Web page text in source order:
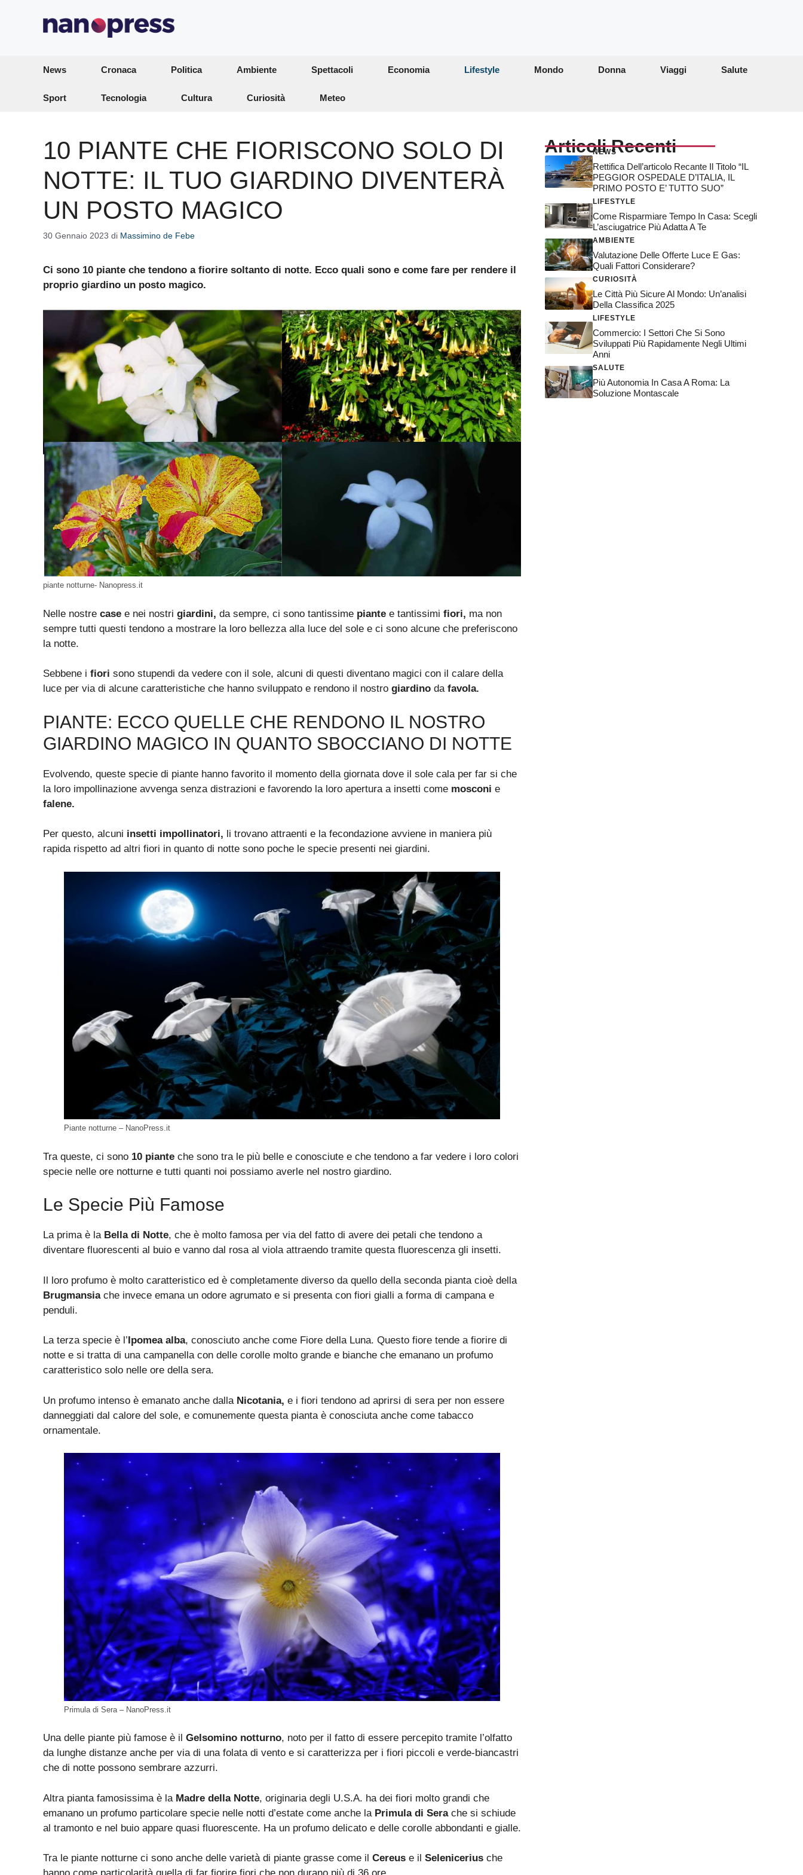
News Cronaca Politica Ambiente Spettacoli Economia Lifestyle Mondo Donna Viaggi Salute
Sport Tecnologia Cultura Curiosità Meteo
10 PIANTE CHE FIORISCONO SOLO DI
NOTTE: IL TUO GIARDINO DIVENTERÀ
UN POSTO MAGICO
30 Gennaio 2023 di Massimino de Febe
Ci sono 10 piante che tendono a fiorire soltanto di notte. Ecco quali sono e come fare per rendere il
proprio giardino un posto magico.
piante notturne- Nanopress.it
Nelle nostre case e nei nostri giardini, da sempre, ci sono tantissime piante e tantissimi fiori, ma non
sempre tutti questi tendono a mostrare la loro bellezza alla luce del sole e ci sono alcune che preferiscono
la notte.
Sebbene i fiori sono stupendi da vedere con il sole, alcuni di questi diventano magici con il calare della
luce per via di alcune caratteristiche che hanno sviluppato e rendono il nostro giardino da favola.
PIANTE: ECCO QUELLE CHE RENDONO IL NOSTRO
GIARDINO MAGICO IN QUANTO SBOCCIANO DI NOTTE
Evolvendo, queste specie di piante hanno favorito il momento della giornata dove il sole cala per far si che
la loro impollinazione avvenga senza distrazioni e favorendo la loro apertura a insetti come mosconi e
falene.
Per questo, alcuni insetti impollinatori, li trovano attraenti e la fecondazione avviene in maniera più
rapida rispetto ad altri fiori in quanto di notte sono poche le specie presenti nei giardini.
Piante notturne – NanoPress.it
Tra queste, ci sono 10 piante che sono tra le più belle e conosciute e che tendono a far vedere i loro colori
specie nelle ore notturne e tutti quanti noi possiamo averle nel nostro giardino.
Le Specie Più Famose
La prima è laBella di Notte, che è molto famosa per via del fatto di avere dei petali che tendono a
diventare fluorescenti al buio e vanno dal rosa al viola attraendo tramite questa fluorescenza gli insetti.
Il loro profumo è molto caratteristico ed è completamente diverso da quello della seconda pianta cioè della
Brugmansiache invece emana un odore agrumato e si presenta con fiori gialli a forma di campana e
penduli.
La terza specie è l’ Ipomea alba, conosciuto anche come Fiore della Luna. Questo fiore tende a fiorire di
notte e si tratta di una campanella con delle corolle molto grande e bianche che emanano un profumo
caratteristico solo nelle ore della sera.
Un profumo intenso è emanato anche dalla Nicotania, e i fiori tendono ad aprirsi di sera per non essere
danneggiati dal calore del sole, e comunemente questa pianta è conosciuta anche come tabacco
ornamentale.
Primula di Sera – NanoPress.it
Una delle piante più famose è il Gelsomino notturno, noto per il fatto di essere percepito tramite l’olfatto
da lunghe distanze anche per via di una folata di vento e si caratterizza per i fiori piccoli e verde-biancastri
che di notte possono sembrare azzurri.
Altra pianta famosissima è la Madre della Notte, originaria degli U.S.A. ha dei fiori molto grandi che
emanano un profumo particolare specie nelle notti d’estate come anche la Primula di Serache si schiude
al tramonto e nel buio appare quasi fluorescente. Ha un profumo delicato e delle corolle abbondanti e gialle.
Tra le piante notturne ci sono anche delle varietà di piante grasse come il Cereus e il Selenicerius che
Articoli Recenti
NEWS
Rettifica Dell’articolo Recante Il Titolo “IL
PEGGIOR OSPEDALE D’ITALIA, IL
PRIMO POSTO E’ TUTTO SUO”
LIFESTYLE
Come Risparmiare Tempo In Casa: Scegli
L’asciugatrice Più Adatta A Te
AMBIENTE
Valutazione Delle Offerte Luce E Gas:
Quali Fattori Considerare?
CURIOSITÀ
Le Città Più Sicure Al Mondo: Un’analisi
Della Classifica 2025
LIFESTYLE
Commercio: I Settori Che Si Sono
Sviluppati Più Rapidamente Negli Ultimi
Anni
SALUTE
Più Autonomia In Casa A Roma: La
Soluzione Montascale